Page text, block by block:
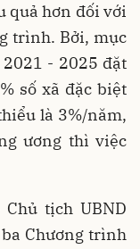
quả hơn đối với
trình. Bởi, mục
- 2025 đặt
số xã đặc biệt
là 3%/năm,
ương thì việc
tịch UBND
Chương trình